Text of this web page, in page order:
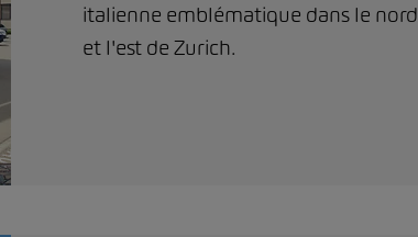
italienne emblématique dans le nord
et l'est de Zurich.